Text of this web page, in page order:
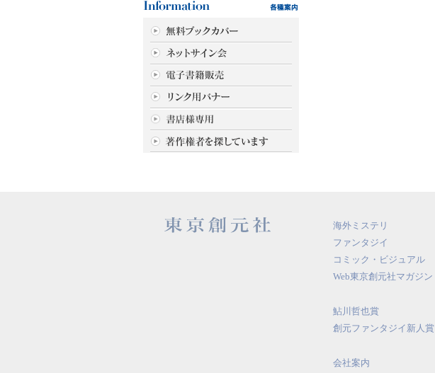
海外ミステリ
ファンタジイ
コミック・ビジュアル
Web東京創元社マガジン
鮎川哲也賞
創元ファンタジイ新人賞
会社案内